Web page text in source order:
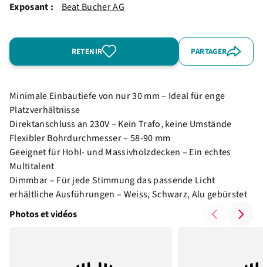
Exposant : Beat Bucher AG
RETENIR PARTAGER
Minimale Einbautiefe von nur 30 mm – Ideal für enge
Platzverhältnisse
Direktanschluss an 230V – Kein Trafo, keine Umstände
Flexibler Bohrdurchmesser – 58-90 mm
Geeignet für Hohl- und Massivholzdecken – Ein echtes
Multitalent
Dimmbar – Für jede Stimmung das passende Licht
erhältliche Ausführungen – Weiss, Schwarz, Alu gebürstet
Photos et vidéos